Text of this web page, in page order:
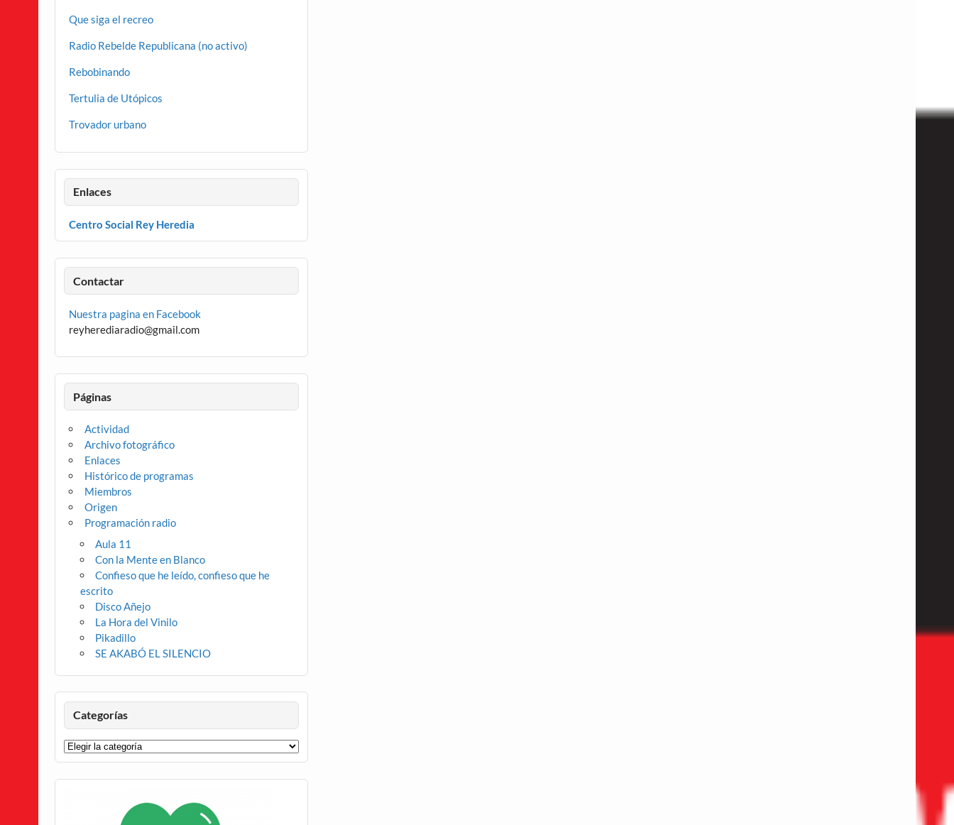
Que siga el recreo
Radio Rebelde Republicana (no activo)
Rebobinando
Tertulia de Utópicos
Trovador urbano
Enlaces
Centro Social Rey Heredia
Contactar
Nuestra pagina en Facebook
reyherediaradio@gmail.com
Páginas
Actividad
Archivo fotográfico
Enlaces
Histórico de programas
Miembros
Origen
Programación radio
Aula 11
Con la Mente en Blanco
Confieso que he leído, confieso que he
escrito
Disco Añejo
La Hora del Vinilo
Pikadillo
SE AKABÓ EL SILENCIO
Categorías
Categorías